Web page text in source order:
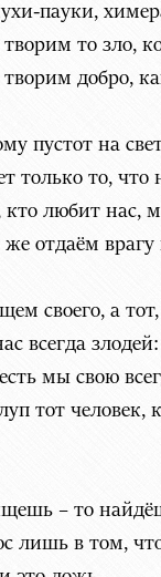
пауки,
то зло,
добро,
пустот на
только то, что
кто любит нас,
отдаём врагу
своего, а
всегда
мы свою
тот человек,
– то
лишь в том,